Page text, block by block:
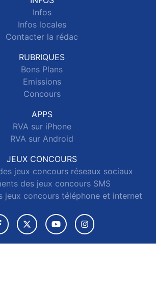
Infos
Infos locales
Contacter la rédac
RUBRIQUES
Bons Plans
Emissions
Concours
APPS
RVA sur iPhone
RVA sur Android
JEUX CONCOURS
jeux concours réseaux sociaux
des jeux concours SMS
jeux concours téléphone et internet